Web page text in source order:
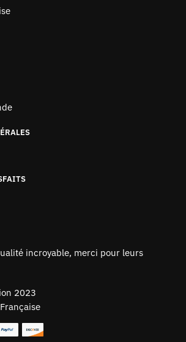
incroyable, merci pour leurs
2023